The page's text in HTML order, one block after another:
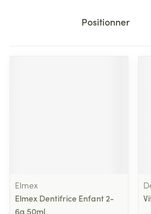
Trier par:
Elmex
Elmex Dentifrice Enfant 2-
6a 50ml